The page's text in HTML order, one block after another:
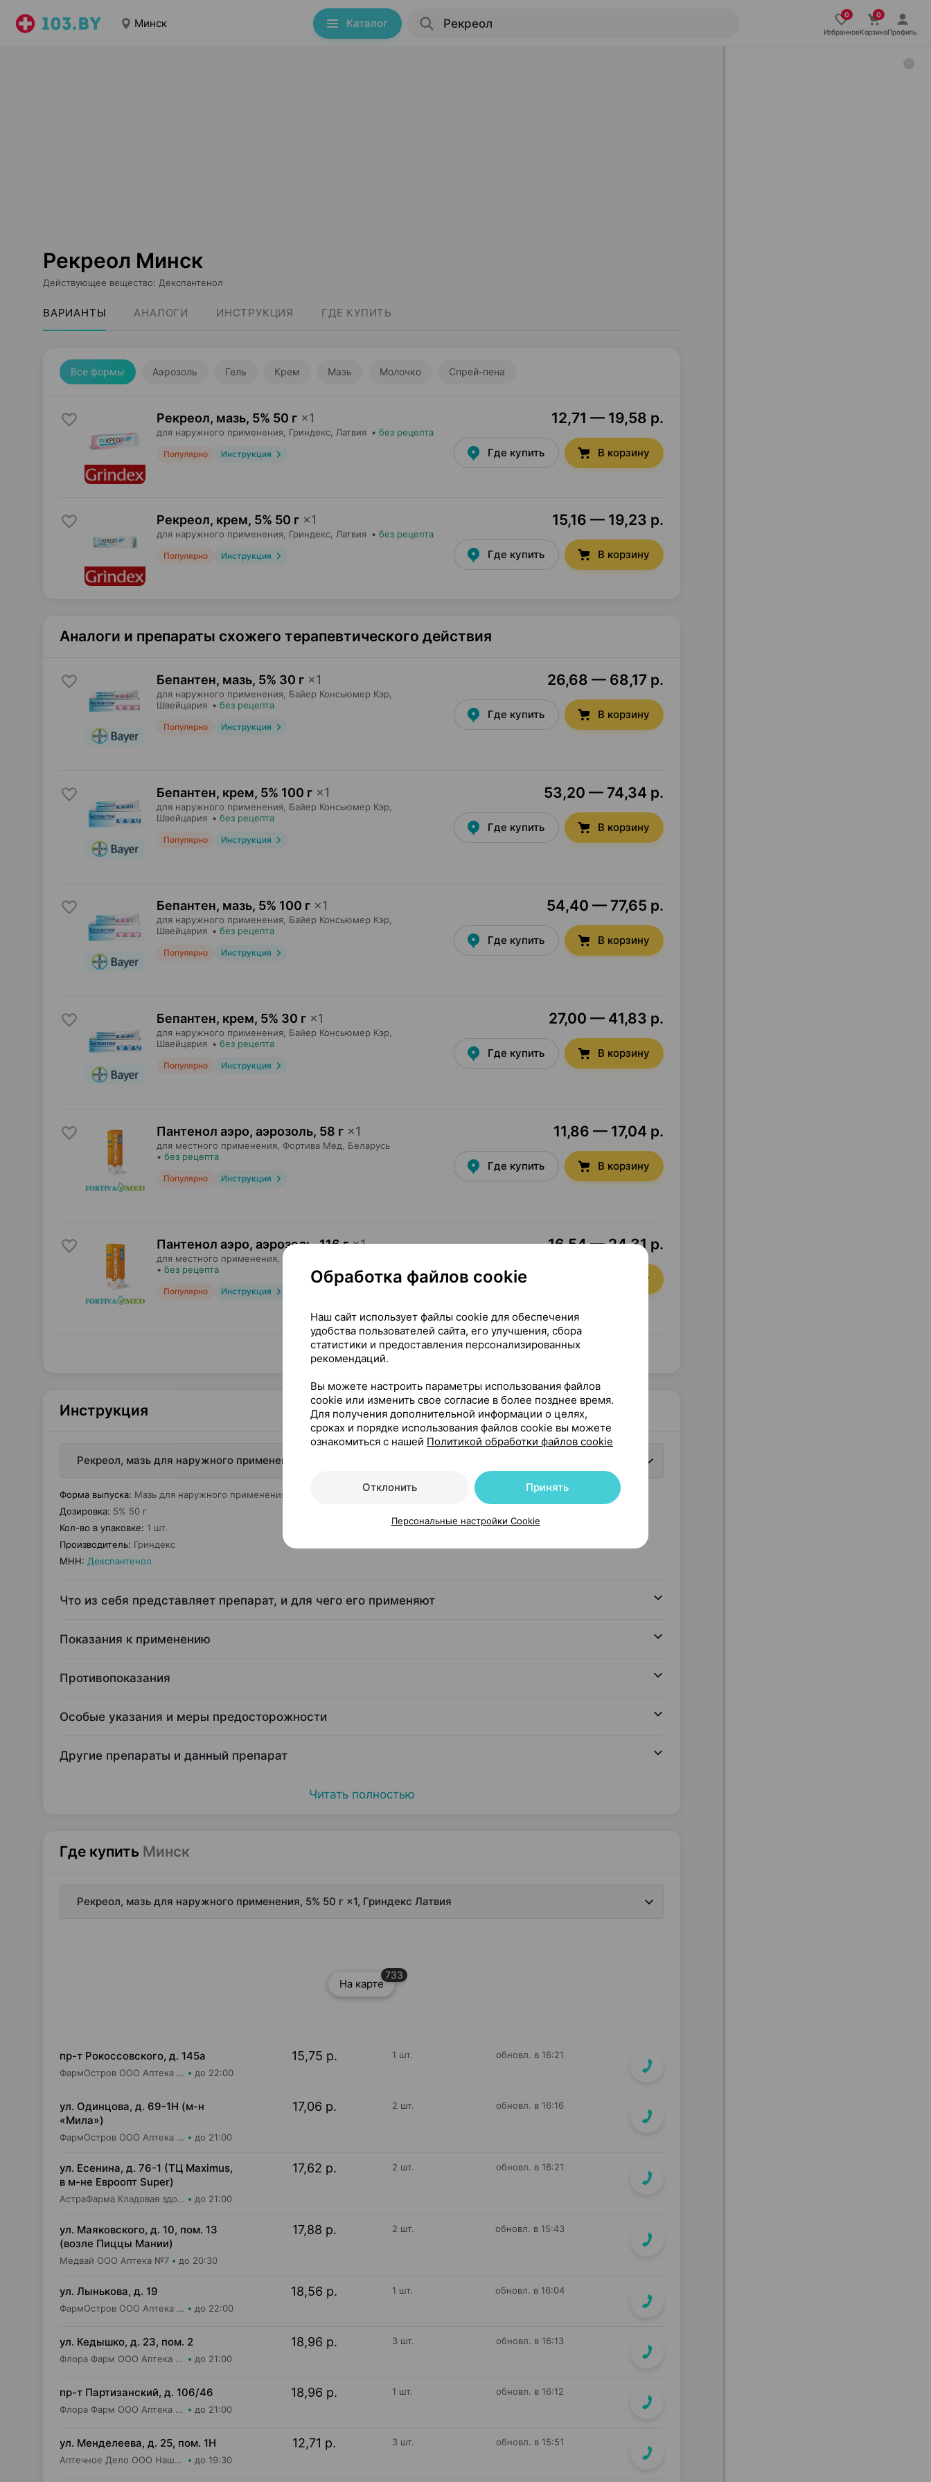
Минск Каталог
ИзбранноеКорзинаПрофиль
Рекреол Минск
Действующее вещество: Декспантенол
ВАРИАНТЫ АНАЛОГИ ИНСТРУКЦИЯ ГДЕ КУПИТЬ
Все формы Аэрозоль Гель Крем Мазь Молочко Спрей-пена
Рекреол, мазь, 5% 50 г ×1
для наружного применения, Гриндекс , Латвия • без рецепта
Популярно Инструкция
12,71 — 19,58 р.
Где купить В корзину
Рекреол, крем, 5% 50 г ×1
для наружного применения, Гриндекс , Латвия • без рецепта
Популярно Инструкция
15,16 — 19,23 р.
Где купить В корзину
Аналоги и препараты схожего терапевтического действия
Бепантен, мазь, 5% 30 г ×1
для наружного применения, Байер Консьюмер Кэр
Швейцария • без рецепта
Популярно Инструкция
26,68 — 68,17 р.
Где купить В корзину
Бепантен, крем, 5% 100 г ×1
для наружного применения, Байер Консьюмер Кэр
Швейцария • без рецепта
Популярно Инструкция
53,20 — 74,34 р.
Где купить В корзину
Бепантен, мазь, 5% 100 г ×1
для наружного применения, Байер Консьюмер Кэр
Швейцария • без рецепта
Популярно Инструкция
54,40 — 77,65 р.
Где купить В корзину
Бепантен, крем, 5% 30 г ×1
для наружного применения, Байер Консьюмер Кэр
Швейцария • без рецепта
Популярно Инструкция
27,00 — 41,83 р.
Где купить В корзину
Пантенол аэро, аэрозоль, 58 г ×1
для местного применения, Фортива Мед , Беларусь
• без рецепта
Популярно Инструкция
11,86 — 17,04 р.
Где купить В корзину
Пантенол аэро, аэрозоль,116 г×1
для местного применения, Фортива Мед
• без рецепта
Популярно Инструкция
16,54 — 24,31 р.
Где купить В корзину
Показать еще
Инструкция
Рекреол, мазь для наружного применения, 5% 50 г ×1, Гриндекс Латвия
Форма выпуска: Мазь для наружного применения
Дозировка: 5% 50 г
Кол-во в упаковке: 1 шт.
Производитель: Гриндекс
МНН: Декспантенол
Что из себя представляет препарат, и для чего его применяют
Показания к применению
Противопоказания
Особые указания и меры предосторожности
Другие препараты и данный препарат
Читать полностью
Где купить Минск
Рекреол, мазь для наружного применения, 5% 50 г ×1, Гриндекс Латвия
На карте
733
пр-т Рокоссовского, д. 145а
ФармОстров ООО Аптека №9 на Рокоссовского до 22:00
15,75 р. 1 шт. обновл. в 16:21
ул. Одинцова, д. 69-1Н (м-н
«Мила»)
ФармОстров ООО Аптека №16 на Одинцова до 21:00
17,06 р. 2 шт. обновл. в 16:16
ул. Есенина, д. 76-1 (ТЦ Maximus,
в м-не Евроопт Super)
АстраФарма Кладовая здоровья ООО Аптека №9 до 21:00
17,62 р. 2 шт. обновл. в 16:21
ул. Маяковского, д. 10, пом. 13
(возле Пиццы Мании)
Медвай ООО Аптека №7 до 20:30
17,88 р. 2 шт. обновл. в 15:43
ул. Лынькова, д. 19
ФармОстров ООО Аптека №7 на Лынькова до 22:00
18,56 р. 1 шт. обновл. в 16:04
ул. Кедышко, д. 23, пом. 2
Флора Фарм ООО Аптека №21 до 21:00
18,96 р. 3 шт. обновл. в 16:13
пр-т Партизанский, д. 106/46
Флора Фарм ООО Аптека №20 до 21:00
18,96 р. 1 шт. обновл. в 16:12
ул. Менделеева, д. 25, пом. 1Н
Аптечное Дело ООО Наша Аптека №8 до 19:30
12,71 р. 3 шт. обновл. в 15:51
Обработка файлов cookie
Наш сайт использует файлы cookie для обеспечения
удобства пользователей сайта, его улучшения, сбора
статистики и предоставления персонализированных
рекомендаций.
Вы можете настроить параметры использования файлов
cookie или изменить свое согласие в более позднее время.
Для получения дополнительной информации о целях,
сроках и порядке использования файлов cookie вы можете
ознакомиться с нашей Политикой обработки файлов cookie
Отклонить Принять
Персональные настройки Cookie